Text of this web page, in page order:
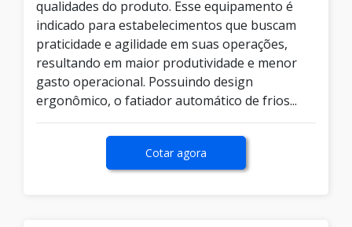
qualidades do produto. Esse equipamento é
indicado para estabelecimentos que buscam
praticidade e agilidade em suas operações,
resultando em maior produtividade e menor
gasto operacional. Possuindo design
ergonômico, o fatiador automático de frios...
Cotar agora